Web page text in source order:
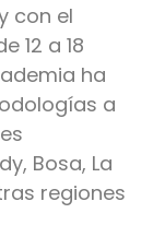
con el
12 a 18
ha
a
Bosa, La
regiones